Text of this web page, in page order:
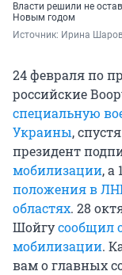
Власти решили не
Новым годом
Источник: Ирина
24 февраля по
российские
специальную
Украины,
президент
мобилизации, а
положения в
областях. 28
Шойгусообщил
мобилизации.
вам о главных